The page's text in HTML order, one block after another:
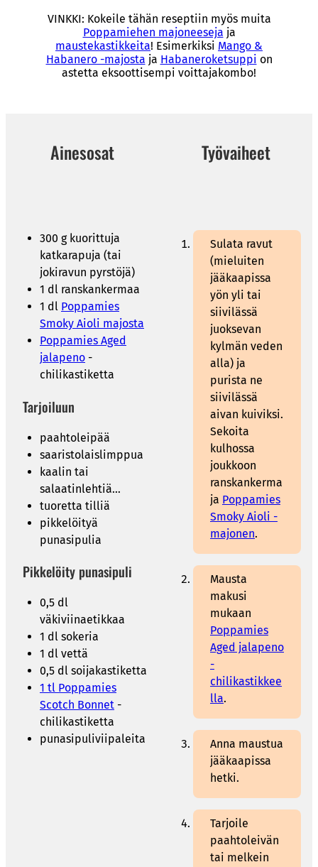
VINKKI: Kokeile tähän reseptiin myös muita
Poppamiehen majoneeseja ja
maustekastikkeita! Esimerkiksi Mango &
Habanero -majosta ja Habaneroketsuppi on
astetta eksoottisempi voittajakombo!
Ainesosat Työvaiheet
300 g kuorittuja
katkarapuja (tai
jokiravun pyrstöjä)
1 dl ranskankermaa
1 dl Poppamies
Smoky Aioli majosta
Poppamies Aged
jalapeno -
chilikastiketta
Tarjoiluun
paahtoleipää
saaristolaislimppua
kaalin tai
salaatinlehtiä…
tuoretta tilliä
pikkelöityä
punasipulia
Pikkelöity punasipuli
0,5 dl
väkiviinaetikkaa
1 dl sokeria
1 dl vettä
0,5 dl soijakastiketta
1 tl Poppamies
Scotch Bonnet -
chilikastiketta
punasipuliviipaleita
Sulata ravut
(mieluiten
jääkaapissa
yön yli tai
siivilässä
juoksevan
kylmän veden
alla) ja
purista ne
siivilässä
aivan kuiviksi.
Sekoita
kulhossa
joukkoon
ranskankerma
ja Poppamies
Smoky Aioli -
majonen.
Mausta
makusi
mukaan
Poppamies
Aged jalapeno
-
chilikastikkee
lla.
Anna maustua
jääkaapissa
hetki.
Tarjoile
paahtoleivän
tai melkein